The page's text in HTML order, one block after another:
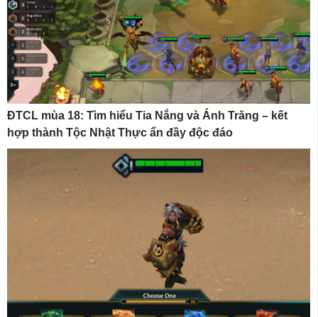
ĐTCL mùa 18: Tìm hiểu Tia Nắng và Ánh Trăng – kết
hợp thành Tộc Nhật Thực ẩn đầy độc đáo